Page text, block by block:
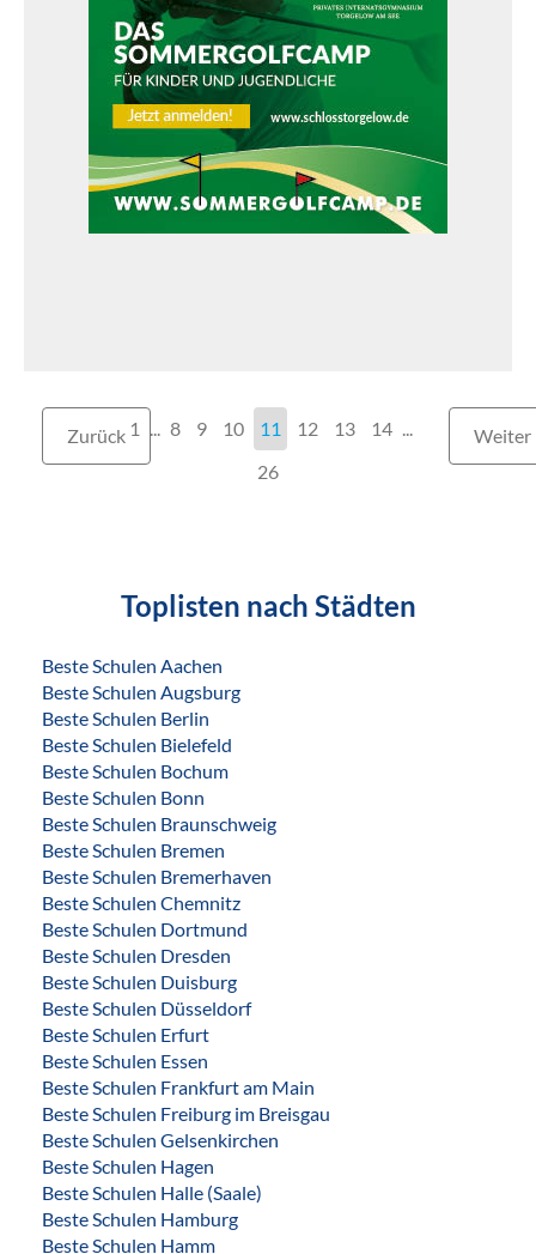
Zurück 1 ... 8 9 10 11 12 13 14 ...
26
Weiter
Toplisten nach Städten
Beste Schulen Aachen
Beste Schulen Augsburg
Beste Schulen Berlin
Beste Schulen Bielefeld
Beste Schulen Bochum
Beste Schulen Bonn
Beste Schulen Braunschweig
Beste Schulen Bremen
Beste Schulen Bremerhaven
Beste Schulen Chemnitz
Beste Schulen Dortmund
Beste Schulen Dresden
Beste Schulen Duisburg
Beste Schulen Düsseldorf
Beste Schulen Erfurt
Beste Schulen Essen
Beste Schulen Frankfurt am Main
Beste Schulen Freiburg im Breisgau
Beste Schulen Gelsenkirchen
Beste Schulen Hagen
Beste Schulen Halle (Saale)
Beste Schulen Hamburg
Beste Schulen Hamm